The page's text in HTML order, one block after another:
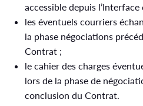
accessible depuis
les éventuels courriers
la phase négociations
Contrat ;
le cahier des charges
lors de la phase de
conclusion du Contrat.